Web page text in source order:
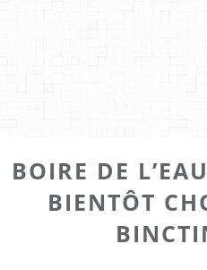
BOIRE DE
BIENTÔT